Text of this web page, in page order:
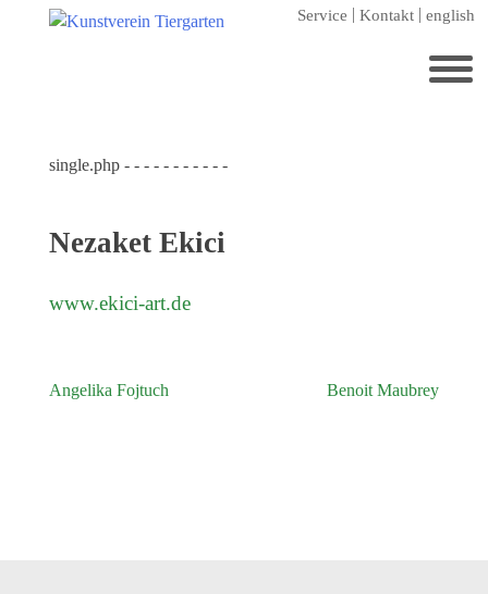
Service Kontakt english
Startseite
Förderer
Jahresgaben
single.php - - - - - - - - - - -
Nezaket Ekici
www.ekici-art.de
Beitragsnavigation
Angelika Fojtuch Benoit Maubrey